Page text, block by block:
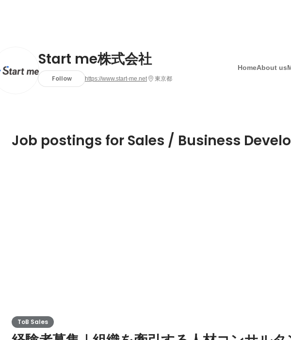
Start me株式会社
Follow https://www.start-me.net 東京都
HomeAbout us
Job postings for Sales / Business
ToB Sales